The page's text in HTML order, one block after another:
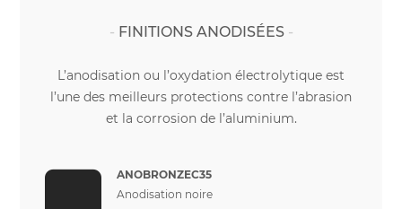
FINITIONS ANODISÉES
L’anodisation ou l’oxydation électrolytique est
l’une des meilleurs protections contre l’abrasion
et la corrosion de l’aluminium.
ANOBRONZEC35
Anodisation noire